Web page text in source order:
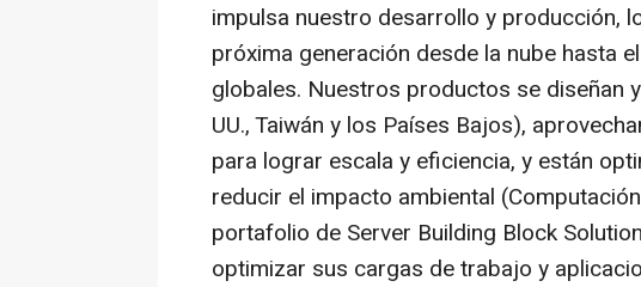
impulsa nuestro desarrollo y producción,
próxima generación desde la nube hasta
globales. Nuestros productos se diseñan
UU., Taiwán y los Países Bajos),
para lograr escala y eficiencia, y están
reducir el impacto ambiental
portafolio de Server Building Block
optimizar sus cargas de trabajo y